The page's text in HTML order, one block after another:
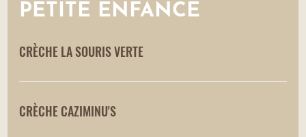
PETITE ENFANCE
CRÈCHE LA SOURIS VERTE
CRÈCHE CAZIMINU'S